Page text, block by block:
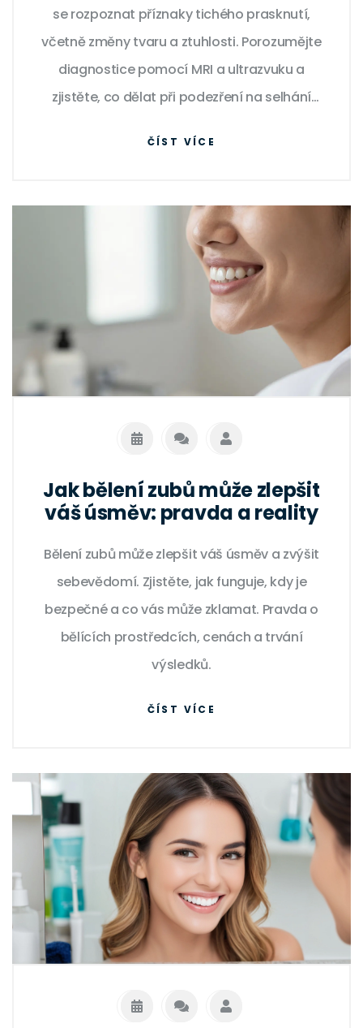
se rozpoznat příznaky tichého prasknutí,
včetně změny tvaru a ztuhlosti. Porozumějte
diagnostice pomocí MRI a ultrazvuku a
zjistěte, co dělat při podezření na selhání
ČÍST VÍCE
Jak bělení zubů může zlepšit
váš úsměv: pravda a reality
Bělení zubů může zlepšit váš úsměv a zvýšit
sebevědomí. Zjistěte, jak funguje, kdy je
bezpečné a co vás může zklamat. Pravda o
bělících prostředcích, cenách a trvání
výsledků.
ČÍST VÍCE